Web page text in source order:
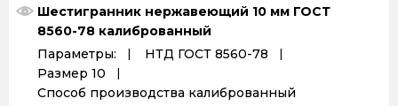
Шестигранник нержавеющий 10 мм ГОСТ
8560-78 калиброванный
Параметры:
НТД ГОСТ 8560-78
Размер 10
Способ производства калиброванный